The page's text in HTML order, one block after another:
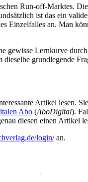
Run-off-Marktes.
ist das ein
an. Man
gewisse Lernkurve
grundlegende
Artikel lesen.
Abo (AboDigital).
diesen einen Artikel
login/an.